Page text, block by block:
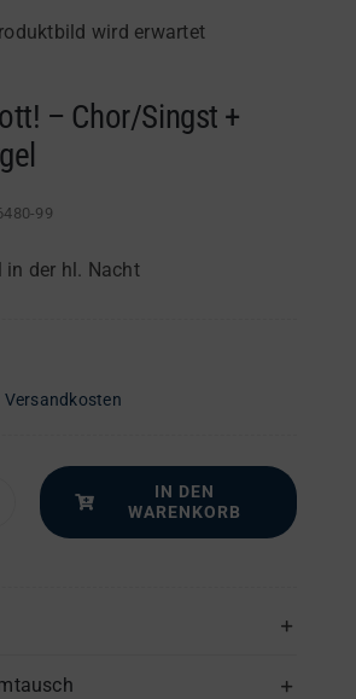
– Chor/Singst +
99
in der hl. Nacht
Versandkosten
IN DEN
WARENKORB